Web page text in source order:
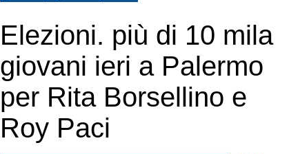
Elezioni. più di 10 mila
giovani ieri a Palermo
per Rita Borsellino e
Roy Paci